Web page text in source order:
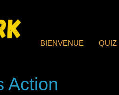
BIENVENUE QUIZ
Action